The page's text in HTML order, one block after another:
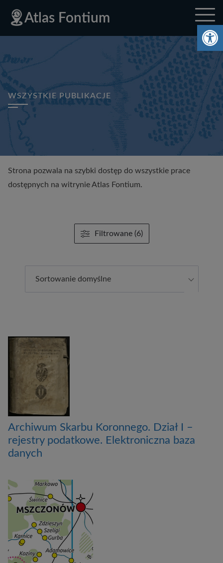
dostępności
menu
treści
stopki
prywatności
strony
prywatności
strony Atlas Fontium
WSZYSTKIE PUBLIKACJE
Strona pozwala na szybki dostęp do wszystkie prace
dostępnych na witrynie Atlas Fontium.
Filtrowane (6)
Sortowanie domyślne
Archiwum Skarbu Koronnego. Dział I –
rejestry podatkowe. Elektroniczna baza
danych